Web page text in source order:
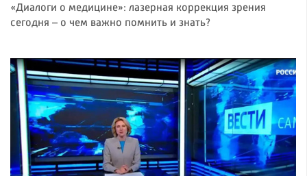
«Диалоги о медицине»: лазерная коррекция зрения
сегодня – о чем важно помнить и знать?